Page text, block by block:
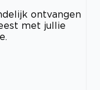
ontvangen
met jullie